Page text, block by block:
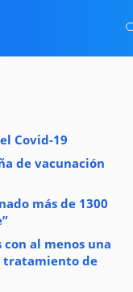
Covid-19
de vacunación
más de 1300
con al menos una
tratamiento de